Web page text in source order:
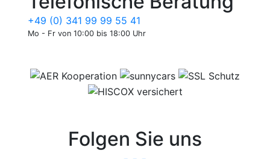
+49 (0) 341 99 99 55 41
Mo - Fr von 10:00 bis 18:00 Uhr
Folgen Sie uns